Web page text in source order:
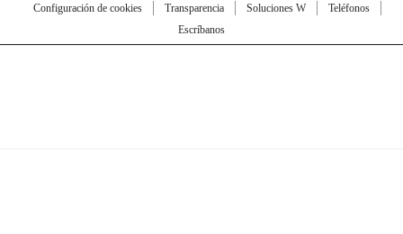
Configuración de cookies
Transparencia Soluciones W
Teléfonos
Escríbanos